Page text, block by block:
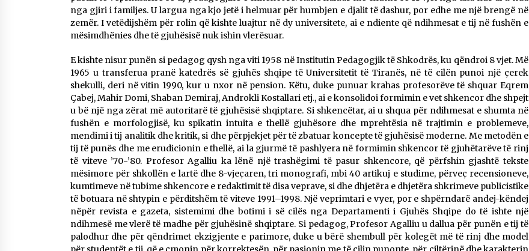
Mbi kockat e martirëve ngrihet
Atdheu
17/10/2025
Gazeta Kallarati nr. 115
14/10/2025
KALLARATI NË AKSIONET
KOMBËTARE PËR RINDËRTIMIN E
VENDIT – NGA ÇIZE XHAFERAJ
22/09/2025
– ËNGJËLL HASIMAJ – “KUJTIMET E
MIA PËR KALLARATIN SI MËSUES I
MATEMATIKËS, POR EDHE SI NJË
BANOR I PËRKOHSHËM I TIJ”
12/09/2025
nga gjiri i familjes. U largua nga kjo jetë i helmuar për humbjen e djalit të dashur, por edhe me një brengë në
zemër. I vetëdijshëm për rolin që kishte luajtur në dy universitete, ai e ndiente që ndihmesat e tij në fushën e
mësimdhënies dhe të gjuhësisë nuk ishin vlerësuar.
E kishte nisur punën si pedagog qysh nga viti 1958 në Institutin Pedagogjik të Shkodrës, ku qëndroi 8 vjet. Më
1965 u transferua pranë katedrës së gjuhës shqipe të Universitetit të Tiranës, në të cilën punoi një çerek
shekulli, deri në vitin 1990, kur u nxor në pension. Këtu, duke punuar krahas profesorëve të shquar Eqrem
Çabej, Mahir Domi, Shaban Demiraj, Androkli Kostallari etj., ai e konsolidoi formimin e vet shkencor dhe shpejt
u bë një nga zërat më autoritarë të gjuhësisë shqiptare. Si shkencëtar, ai u shqua për ndihmesat e shumta në
fushën e morfologjisë, ku spikatin intuita e thellë gjuhësore dhe mprehtësia në trajtimin e problemeve,
mendimi i tij analitik dhe kritik, si dhe përpjekjet për të zbatuar koncepte të gjuhësisë moderne. Me metodën e
tij të punës dhe me erudicionin e thellë, ai la gjurmë të pashlyera në formimin shkencor të gjuhëtarëve të rinj
të viteve ’70-’80. Profesor Agalliu ka lënë një trashëgimi të pasur shkencore, që përfshin gjashtë tekste
mësimore për shkollën e lartë dhe 8-vjeçaren, tri monografi, mbi 40 artikuj e studime, përveç recensioneve,
kumtimeve në tubime shkencore e redaktimit të disa veprave, si dhe dhjetëra e dhjetëra shkrimeve publicistike
të botuara në shtypin e përditshëm të viteve 1991–1998. Një veprimtari e vyer, por e shpërndarë andej-këndej
nëpër revista e gazeta, sistemimi dhe botimi i së cilës nga Departamenti i Gjuhës Shqipe do të ishte një
ndihmesë me vlerë të madhe për gjuhësinë shqiptare. Si pedagog, Profesor Agalliu u dallua për punën e tij të
palodhur dhe për qëndrimet ekzigjente e parimore, duke u bërë shembull për kolegët më të rinj dhe model